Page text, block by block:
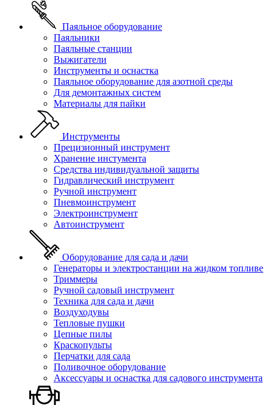
Паяльное оборудование
Паяльники
Паяльные станции
Выжигатели
Инструменты и оснастка
Паяльное оборудование для азотной среды
Для демонтажных систем
Материалы для пайки
Инструменты
Прецизионный инструмент
Хранение инстумента
Средства индивидуальной защиты
Гидравлический инструмент
Ручной инструмент
Пневмоинструмент
Электроинструмент
Автоинструмент
Оборудование для сада и дачи
Генераторы и электростанции на жидком топливе
Триммеры
Ручной садовый инструмент
Техника для сада и дачи
Воздуходувы
Тепловые пушки
Цепные пилы
Краскопульты
Перчатки для сада
Поливочное оборудование
Аксессуары и оснастка для садового инструмента